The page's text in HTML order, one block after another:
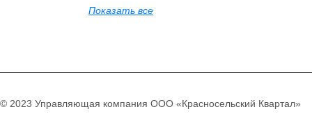
Показать все
© 2023 Управляющая компания ООО «Красносельский Квартал»